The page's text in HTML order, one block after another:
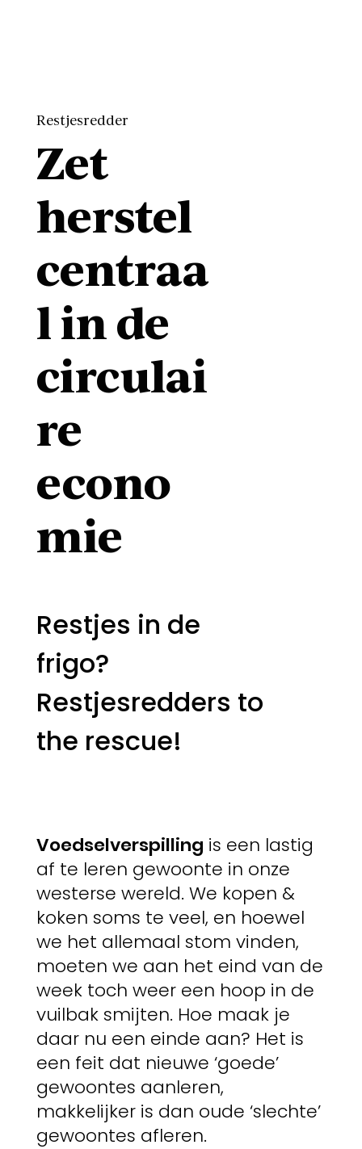
Restjes in de
frigo?
Restjesredders to
the rescue!
Restjesredder
Zet
herstel
centraa
l in de
circulai
re
econo
mie
Voedselverspilling is een lastig
af te leren gewoonte in onze
westerse wereld. We kopen &
koken soms te veel, en hoewel
we het allemaal stom vinden,
moeten we aan het eind van de
week toch weer een hoop in de
vuilbak smijten. Hoe maak je
daar nu een einde aan? Het is
een feit dat nieuwe ‘goede’
gewoontes aanleren,
makkelijker is dan oude ‘slechte’
gewoontes afleren.